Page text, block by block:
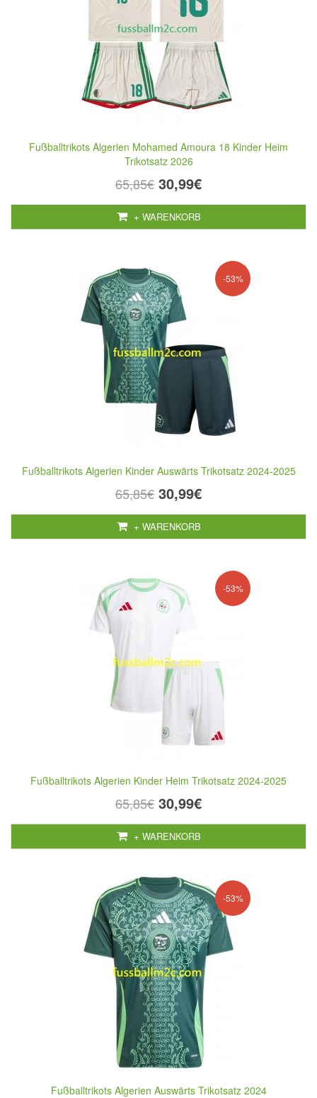
Fußballtrikots Algerien Mohamed Amoura 18 Kinder Heim
Trikotsatz 2026
65,85€ 30,99€
+ WARENKORB
-53%
Fußballtrikots Algerien Kinder Auswärts Trikotsatz 2024-2025
65,85€ 30,99€
+ WARENKORB
-53%
Fußballtrikots Algerien Kinder Heim Trikotsatz 2024-2025
65,85€ 30,99€
+ WARENKORB
-53%
Fußballtrikots Algerien Auswärts Trikotsatz 2024